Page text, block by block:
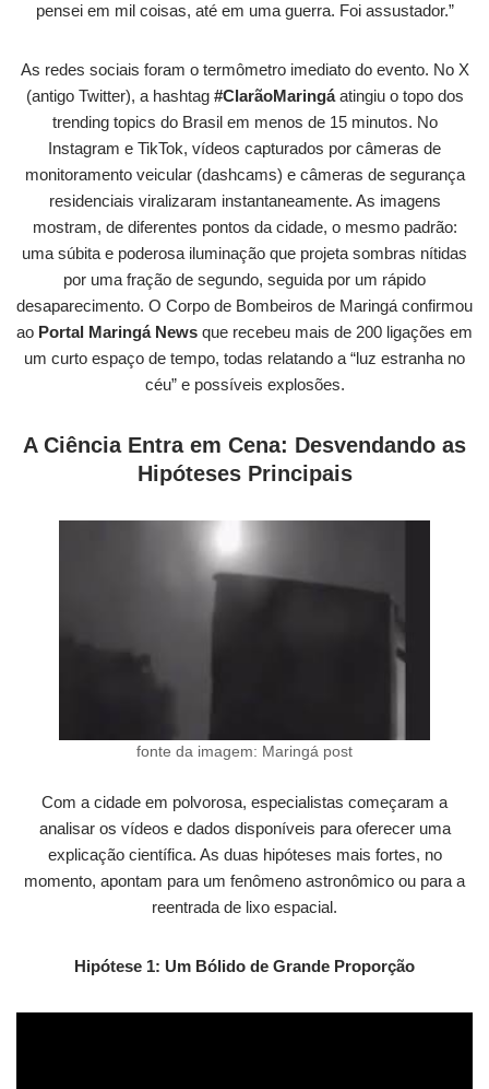
pensei em mil coisas, até em uma guerra. Foi assustador.”
As redes sociais foram o termômetro imediato do evento. No X
(antigo Twitter), a hashtag #ClarãoMaringáatingiu o topo dos
trending topics do Brasil em menos de 15 minutos. No
Instagram e TikTok, vídeos capturados por câmeras de
monitoramento veicular (dashcams) e câmeras de segurança
residenciais viralizaram instantaneamente. As imagens
mostram, de diferentes pontos da cidade, o mesmo padrão:
uma súbita e poderosa iluminação que projeta sombras nítidas
por uma fração de segundo, seguida por um rápido
desaparecimento. O Corpo de Bombeiros de Maringá confirmou
ao Portal Maringá News que recebeu mais de 200 ligações em
um curto espaço de tempo, todas relatando a “luz estranha no
céu” e possíveis explosões.
A Ciência Entra em Cena: Desvendando as
Hipóteses Principais
fonte da imagem: Maringá post
Com a cidade em polvorosa, especialistas começaram a
analisar os vídeos e dados disponíveis para oferecer uma
explicação científica. As duas hipóteses mais fortes, no
momento, apontam para um fenômeno astronômico ou para a
reentrada de lixo espacial.
Hipótese 1: Um Bólido de Grande Proporção